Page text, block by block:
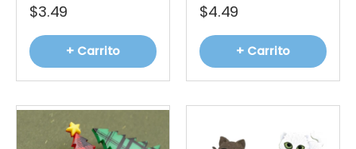
$3.49
+ Carrito
$4.49
+ Carrito